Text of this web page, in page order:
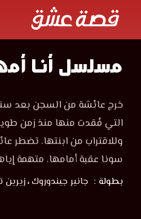
مسلسل أنا
خرج عائشة من السجن بعد
التي فُقدت منها منذ زمن
وللاقتراب من ابنتها، تضطر
سونا عقبة أمامها، متهمة
بطولة : جانير جيندوروك ،زيرين